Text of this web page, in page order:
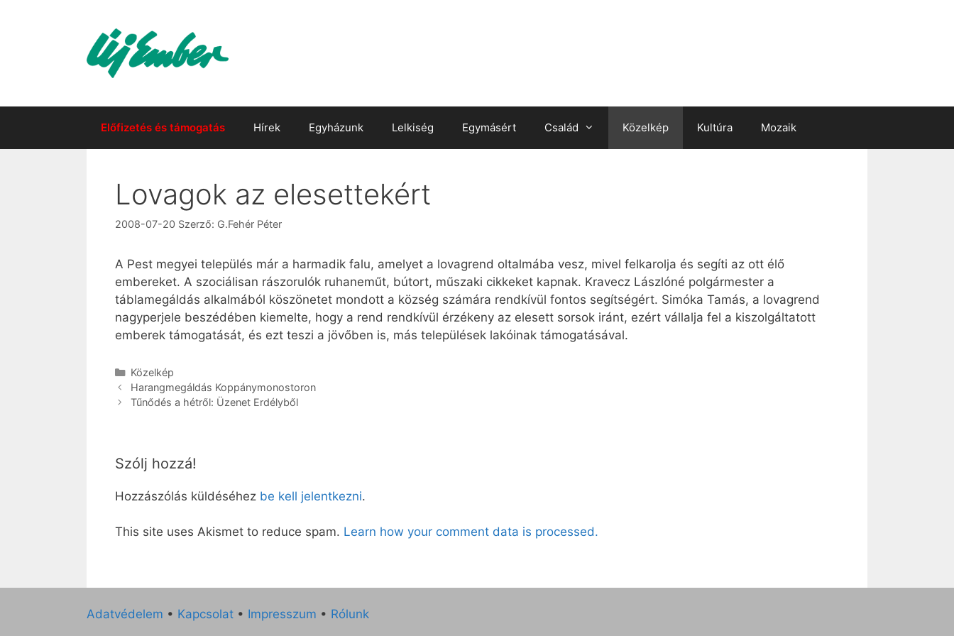
Előfizetés és támogatás Hírek Egyházunk Lelkiség Egymásért Család Közelkép Kultúra Mozaik
Lovagok az elesettekért
2008-07-20 Szerző: G.Fehér Péter
A Pest megyei település már a harmadik falu, amelyet a lovagrend oltalmába vesz, mivel felkarolja és segíti az ott élő
embereket. A szociálisan rászorulók ruhaneműt, bútort, műszaki cikkeket kapnak. Kravecz Lászlóné polgármester a
táblamegáldás alkalmából köszönetet mondott a község számára rendkívül fontos segítségért. Simóka Tamás, a lovagrend
nagyperjele beszédében kiemelte, hogy a rend rendkívül érzékeny az elesett sorsok iránt, ezért vállalja fel a kiszolgáltatott
emberek támogatását, és ezt teszi a jövőben is, más települések lakóinak támogatásával.
Kategória
Közelkép
Harangmegáldás Koppánymonostoron
Tűnődés a hétről: Üzenet Erdélyből
Szólj hozzá!
Hozzászólás küldéséhez be kell jelentkezni.
This site uses Akismet to reduce spam. Learn how your comment data is processed.
Adatvédelem • Kapcsolat • Impresszum • Rólunk